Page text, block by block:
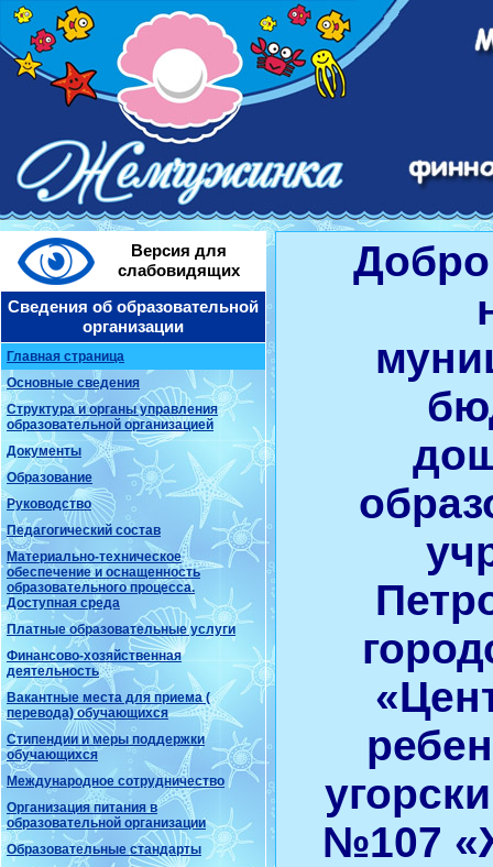
Версия для
слабовидящих
Сведения об образовательной
организации
Главная страница
Основные сведения
Структура и органы управления
образовательной организацией
Документы
Образование
Руководство
Педагогический состав
Материально-техническое
обеспечение и оснащенность
образовательного процесса.
Доступная среда
Платные образовательные услуги
Финансово-хозяйственная
деятельность
Вакантные места для приема (
перевода) обучающихся
Стипендии и меры поддержки
обучающихся
Международное сотрудничество
Организация питания в
образовательной организации
Образовательные стандарты
№107